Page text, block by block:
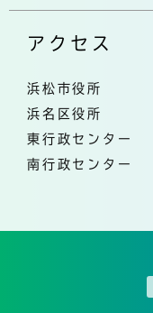
アクセス
浜松市役所
浜名区役所
東行政センター
南行政センター